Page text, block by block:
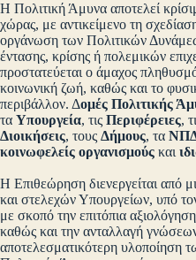
Η Πολιτική Άμυνα αποτελεί
χώρας, με αντικείμενο τη
οργάνωση των Πολιτικών
έντασης, κρίσης ή πολεμικών
προστατεύεται ο άμαχος
κοινωνική ζωή, καθώς και το
περιβάλλον. Δομές Πολιτικής
τα Υπουργεία, τις Περιφέρειες,
Διοικήσεις, τους Δήμους, τα
κοινωφελείς οργανισμούς και
Η Επιθεώρηση διενεργείται από
και στελεχών Υπουργείων, υπό
με σκοπό την επιτόπια
καθώς και την ανταλλαγή
αποτελεσματικότερη υλοποίηση